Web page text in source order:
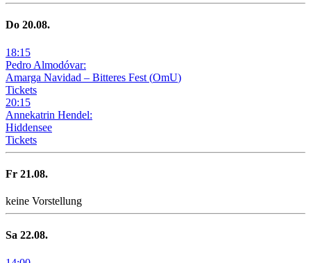
Do 20.08.
18:15
Pedro Almodóvar:
Amarga Navidad – Bitteres Fest (OmU)
Tickets
20:15
Annekatrin Hendel:
Hiddensee
Tickets
Fr 21.08.
keine Vorstellung
Sa 22.08.